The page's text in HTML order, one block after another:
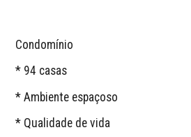
Condomínio
* 94 casas
* Ambiente espaçoso
* Qualidade de vida